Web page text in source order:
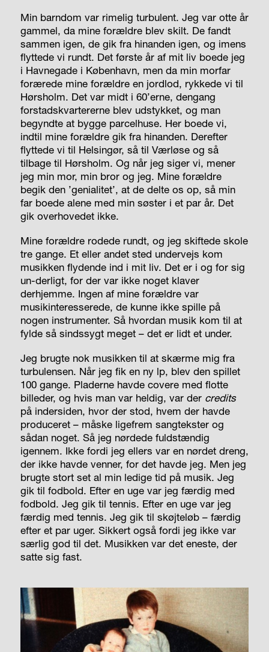
Min barndom var rimelig turbulent. Jeg var otte år
gammel, da mine forældre blev skilt. De fandt
sammen igen, de gik fra hinanden igen, og imens
flyttede vi rundt. Det første år af mit liv boede jeg
i Havnegade i København, men da min morfar
forærede mine forældre en jordlod, rykkede vi til
Hørsholm. Det var midt i 60’erne, dengang
forstadskvartererne blev udstykket, og man
begyndte at bygge parcelhuse. Her boede vi,
indtil mine forældre gik fra hinanden. Derefter
flyttede vi til Helsingør, så til Værløse og så
tilbage til Hørsholm. Og når jeg siger vi, mener
jeg min mor, min bror og jeg. Mine forældre
begik den ’genialitet’, at de delte os op, så min
far boede alene med min søster i et par år. Det
gik overhovedet ikke.
Mine forældre rodede rundt, og jeg skiftede skole
tre gange. Et eller andet sted undervejs kom
musikken flydende ind i mit liv. Det er i og for sig
un-derligt, for der var ikke noget klaver
derhjemme. Ingen af mine forældre var
musikinteresserede, de kunne ikke spille på
nogen instrumenter. Så hvordan musik kom til at
fylde så sindssygt meget – det er lidt et under.
Jeg brugte nok musikken til at skærme mig fra
turbulensen. Når jeg fik en ny lp, blev den spillet
100 gange. Pladerne havde covere med flotte
billeder, og hvis man var heldig, var der credits
på indersiden, hvor der stod, hvem der havde
produceret – måske ligefrem sangtekster og
sådan noget. Så jeg nørdede fuldstændig
igennem. Ikke fordi jeg ellers var en nørdet dreng,
der ikke havde venner, for det havde jeg. Men jeg
brugte stort set al min ledige tid på musik. Jeg
gik til fodbold. Efter en uge var jeg færdig med
fodbold. Jeg gik til tennis. Efter en uge var jeg
færdig med tennis. Jeg gik til skøjteløb – færdig
efter et par uger. Sikkert også fordi jeg ikke var
særlig god til det. Musikken var det eneste, der
satte sig fast.